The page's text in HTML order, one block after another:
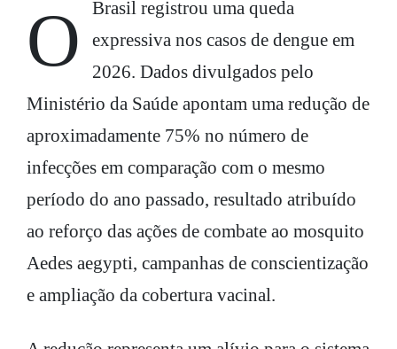
O Brasil registrou uma queda
expressiva nos casos de dengue em
2026. Dados divulgados pelo
Ministério da Saúde apontam uma redução de
aproximadamente 75% no número de
infecções em comparação com o mesmo
período do ano passado, resultado atribuído
ao reforço das ações de combate ao mosquito
Aedes aegypti, campanhas de conscientização
e ampliação da cobertura vacinal.